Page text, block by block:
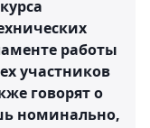
работы
участников
говорят о
номинально,